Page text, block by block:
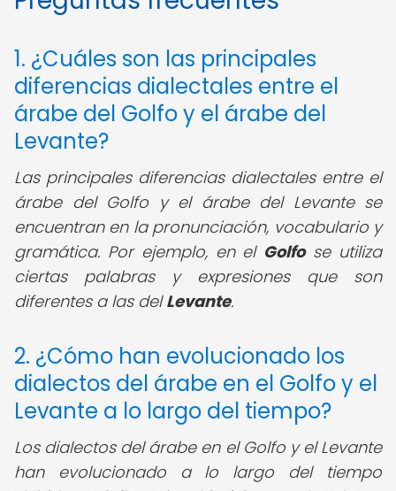
1. ¿Cuáles son las principales
diferencias dialectales entre el
árabe del Golfo y el árabe del
Levante?
Las principales diferencias dialectales entre el
árabe del Golfo y el árabe del Levante se
encuentran en la pronunciación, vocabulario y
gramática. Por ejemplo, en el Golfose utiliza
ciertas palabras y expresiones que son
diferentes a las delLevante.
2. ¿Cómo han evolucionado los
dialectos del árabe en el Golfo y el
Levante a lo largo del tiempo?
Los dialectos del árabe en el Golfo y el Levante
han evolucionado a lo largo del tiempo